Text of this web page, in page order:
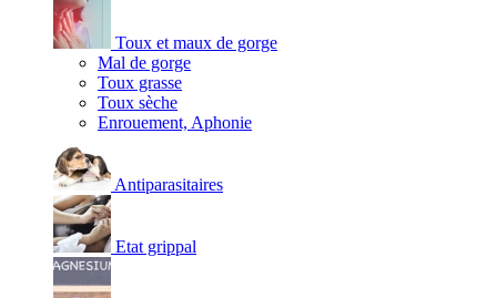
Toux et maux de gorge
Mal de gorge
Toux grasse
Toux sèche
Enrouement, Aphonie
Antiparasitaires
Etat grippal